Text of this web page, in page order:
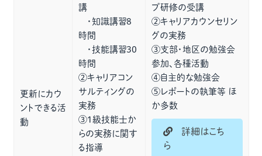
更新にカウ
ントできる活
動
講
・知識講習8
時間
・技能講習30
時間
②キャリアコン
サルティングの
実務
③1級技能士か
らの実務に関す
る指導
プ研修の受講
②キャリアカウンセリン
グの実務
③支部・地区の勉強会
参加、各種活動
④自主的な勉強会
⑤レポートの執筆等 ほ
か多数
詳細はこち
ら